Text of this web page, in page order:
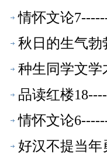
情怀文论
秋日的生气勃
种生同学文学
品读红楼
情怀文论
好汉不提当